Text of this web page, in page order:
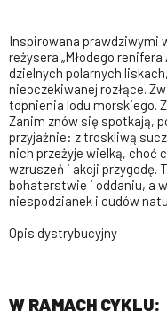
Inspirowana prawdziwymi
reżysera „Młodego
dzielnych polarnych
nieoczekiwanej rozłące.
topnienia lodu morskiego.
Zanim znów się spotkają,
przyjaźnie: z troskliwą
nich przeżyje wielką, choć
wzruszeń i akcji przygodę.
bohaterstwie i oddaniu, a
niespodzianek i cudów
Opis dystrybucyjny
W RAMACH CYKLU: